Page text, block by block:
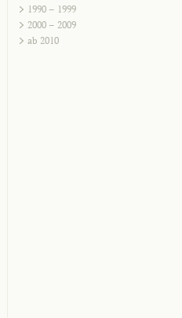
1990 – 1999
2000 – 2009
ab 2010